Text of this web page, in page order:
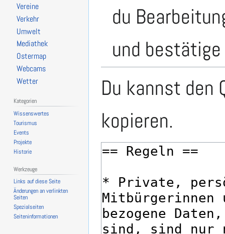
du
und
Du kannst den
kopieren.
Vereine
Verkehr
Umwelt
Mediathek
Ostermap
Webcams
Wetter
Kategorien
Wissenswertes
Tourismus
Events
Projekte
Historie
Werkzeuge
Links auf diese Seite
Änderungen an verlinkten
Seiten
Spezialseiten
Seiten­­informationen